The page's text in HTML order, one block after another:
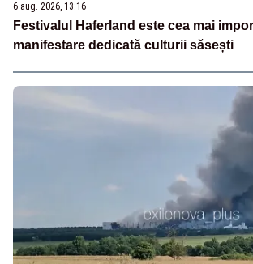
6 aug. 2026, 13:16
Festivalul Haferland este cea mai
manifestare dedicată culturii săsești